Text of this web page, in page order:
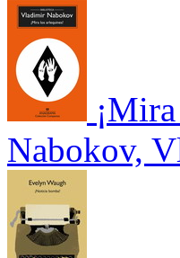
Nabokov,